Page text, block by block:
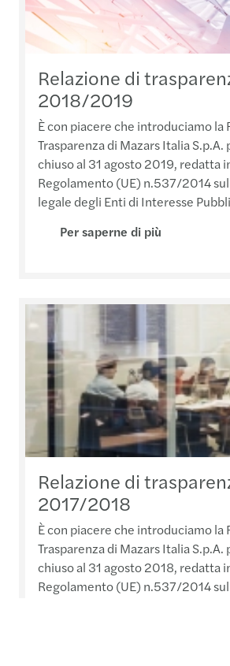
Relazione di
2018/2019
È con piacere che introduciamo la
Trasparenza di Mazars Italia S.p.A.
chiuso al 31 agosto 2019, redatta
Regolamento (UE) n.537/2014
legale degli Enti di Interesse
Per saperne di più
Relazione di
2017/2018
È con piacere che introduciamo la
Trasparenza di Mazars Italia S.p.A.
chiuso al 31 agosto 2018, redatta
Regolamento (UE) n.537/2014